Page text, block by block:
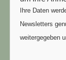
Ihre Daten
Newsletters
weitergegeben